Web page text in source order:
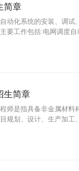
简章
动化系统的安装、调试
要工作包括:电网调度
生简章
师是指具备非金属材料
规划、设计、生产加工